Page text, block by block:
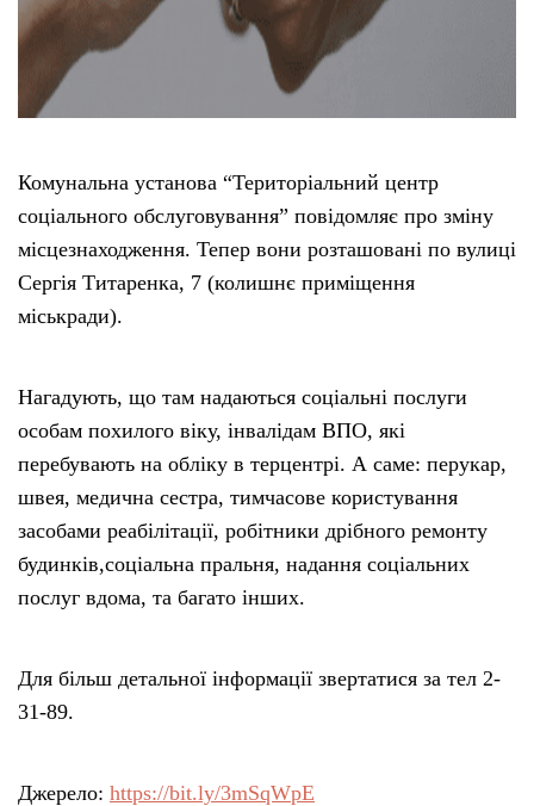
Комунальна установа “Територіальний центр
соціального обслуговування” повідомляє про зміну
місцезнаходження. Тепер вони розташовані по вулиці
Сергія Титаренка, 7 (колишнє приміщення
міськради).
Нагадують, що там надаються соціальні послуги
особам похилого віку, інвалідам ВПО, які
перебувають на обліку в терцентрі. А саме: перукар,
швея, медична сестра, тимчасове користування
засобами реабілітації, робітники дрібного ремонту
будинків,соціальна пральня, надання соціальних
послуг вдома, та багато інших.
Для більш детальної інформації звертатися за тел 2-
31-89.
Джерело: https://bit.ly/3mSqWpE